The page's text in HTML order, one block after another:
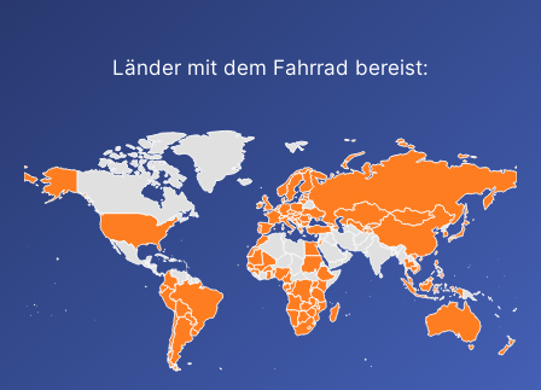
Länder mit dem Fahrrad bereist: